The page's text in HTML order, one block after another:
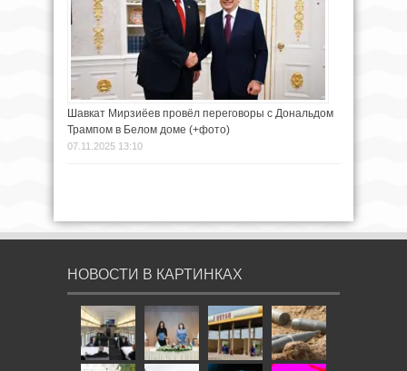
Шавкат Мирзиёев провёл переговоры с Дональдом
Трампом в Белом доме (+фото)
07.11.2025 13:10
НОВОСТИ В КАРТИНКАХ